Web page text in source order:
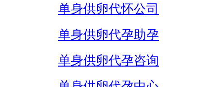
单身供卵代怀公司
单身供卵代孕助孕
单身供卵代孕咨询